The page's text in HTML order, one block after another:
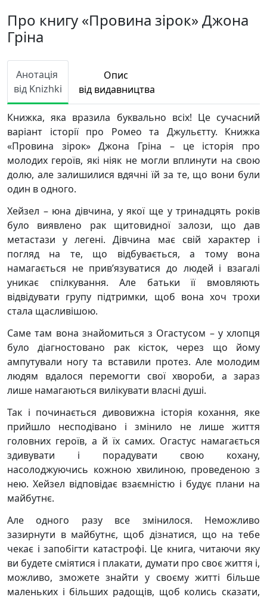
Про книгу «Провина зірок» Джона
Гріна
Анотація
від Knizhki
Опис
від видавництва
Книжка, яка вразила буквально всіх! Це сучасний
варіант історії про Ромео та Джульєтту. Книжка
«Провина зірок» Джона Гріна – це історія про
молодих героїв, які ніяк не могли вплинути на свою
долю, але залишилися вдячні їй за те, що вони були
один в одного.
Хейзел – юна дівчина, у якої ще у тринадцять років
було виявлено рак щитовидної залози, що дав
метастази у легені. Дівчина має свій характер і
погляд на те, що відбувається, а тому вона
намагається не прив’язуватися до людей і взагалі
уникає спілкування. Але батьки її вмовляють
відвідувати групу підтримки, щоб вона хоч трохи
стала щасливішою.
Саме там вона знайомиться з Огастусом – у хлопця
було діагностовано рак кісток, через що йому
ампутували ногу та вставили протез. Але молодим
людям вдалося перемогти свої хвороби, а зараз
лише намагаються вилікувати власні душі.
Так і починається дивовижна історія кохання, яке
прийшло несподівано і змінило не лише життя
головних героїв, а й їх самих. Огастус намагається
здивувати і порадувати свою кохану,
насолоджуючись кожною хвилиною, проведеною з
нею. Хейзел відповідає взаємністю і будує плани на
майбутнє.
Але одного разу все змінилося. Неможливо
зазирнути в майбутнє, щоб дізнатися, що на тебе
чекає і запобігти катастрофі. Це книга, читаючи яку
ви будете сміятися і плакати, думати про своє життя і,
можливо, зможете знайти у своєму житті більше
маленьких і більших радощів, щоб колись сказати,